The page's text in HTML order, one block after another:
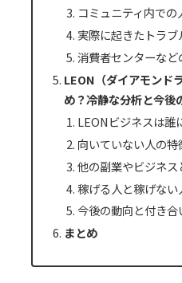
コミュニティ内で
実際に起きたトラ
消費者センターな
LEON（ダイアモンド
め？冷静な分析と今後
LEONビジネスは誰
向いていない人の特
他の副業やビジネ
稼げる人と稼げない
今後の動向と付き合
まとめ